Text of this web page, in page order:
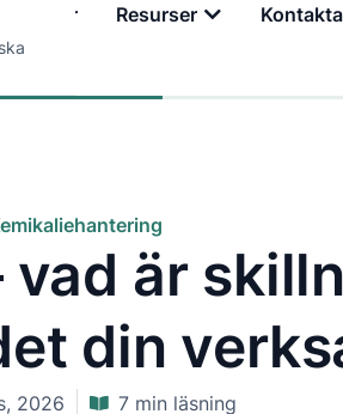
Resurser
vad är
din
2026 7 min läsning